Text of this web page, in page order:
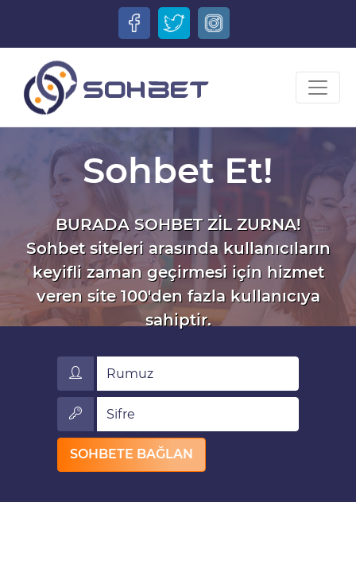
Sohbet Et!
BURADA SOHBET ZİL ZURNA!
Sohbet siteleri arasında kullanıcıların
keyifli zaman geçirmesi için hizmet
veren site 100'den fazla kullanıcıya
sahiptir.
Rumuz
Sifre
SOHBETE BAĞLAN